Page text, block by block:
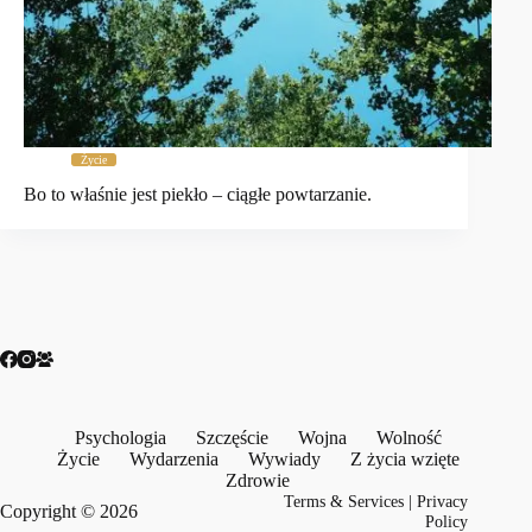
Życie
Bo to właśnie jest piekło – ciągłe powtarzanie.
Psychologia Szczęście Wojna
Wolność
Życie
Wydarzenia Wywiady
Z życia wzięte
Zdrowie
Copyright © 2026
Terms & Services |Privacy
Policy